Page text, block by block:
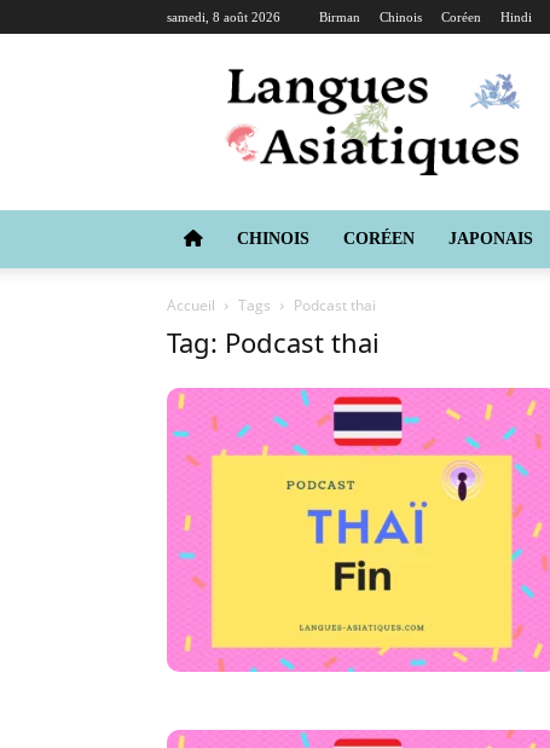
samedi, 8 août 2026 Birman Chinois Coréen Hindi
Langues
Asiatiques
CHINOIS CORÉEN JAPONAIS
Accueil Tags Podcast thai
Tag: Podcast thai